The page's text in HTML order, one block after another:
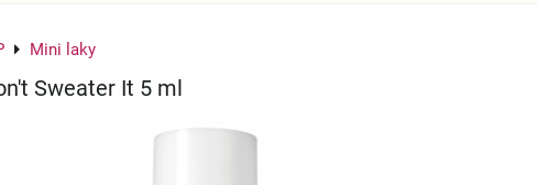
Mini laky
Sweater It 5 ml